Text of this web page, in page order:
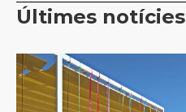
Últimes notícies